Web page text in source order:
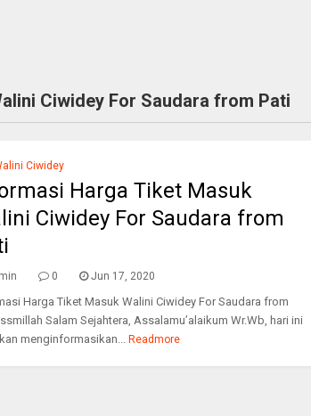
Ciwidey For Saudara from Pati
Ciwidey
Harga Tiket Masuk
Ciwidey For Saudara from
0 Jun 17, 2020
Harga Tiket Masuk Walini Ciwidey For Saudara from
Salam Sejahtera, Assalamu’alaikum Wr.Wb, hari ini
menginformasikan... Readmore